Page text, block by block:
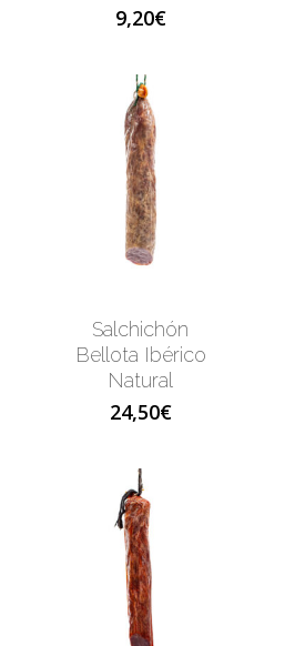
9,20€
Salchichón
Bellota Ibérico
Natural
24,50€